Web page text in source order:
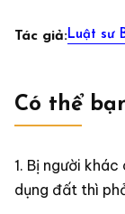
Tác giả:Luật sư
Có thể
Bị người khác
dụng đất thì